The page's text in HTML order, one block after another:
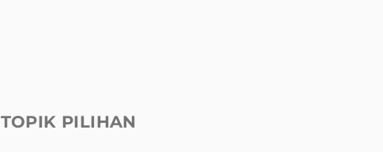
TOPIK PILIHAN